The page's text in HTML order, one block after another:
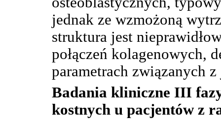
jednak ze wzmożoną
struktura jest
połączeń kolagenowych,
parametrach związanych
Badania kliniczne III
kostnych u pacjentów z